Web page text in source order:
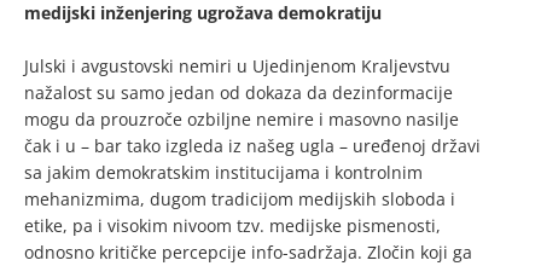
medijski inženjering ugrožava demokratiju
Julski i avgustovski nemiri u Ujedinjenom Kraljevstvu
nažalost su samo jedan od dokaza da dezinformacije
mogu da prouzroče ozbiljne nemire i masovno nasilje
čak i u – bar tako izgleda iz našeg ugla – uređenoj državi
sa jakim demokratskim institucijama i kontrolnim
mehanizmima, dugom tradicijom medijskih sloboda i
etike, pa i visokim nivoom tzv. medijske pismenosti,
odnosno kritičke percepcije info-sadržaja. Zločin koji ga